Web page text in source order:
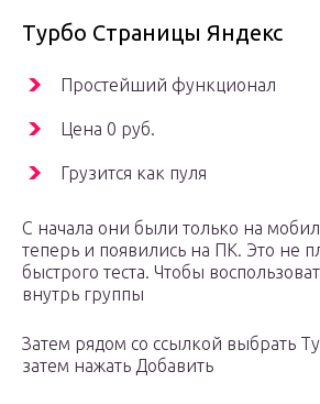
Турбо Cтраницы Яндекс
Простейший функционал
Цена 0 руб.
Грузится как пуля
С начала они были только на
теперь и появились на ПК. Это не
быстрого теста. Чтобы
внутрь группы
Затем рядом со ссылкой выбрать
затем нажать Добавить